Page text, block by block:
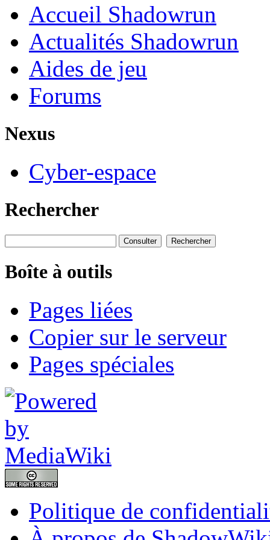
Accueil Shadowrun
Actualités Shadowrun
Aides de jeu
Forums
Nexus
Cyber-espace
Rechercher
Boîte à outils
Pages liées
Copier sur le serveur
Pages spéciales
Politique de